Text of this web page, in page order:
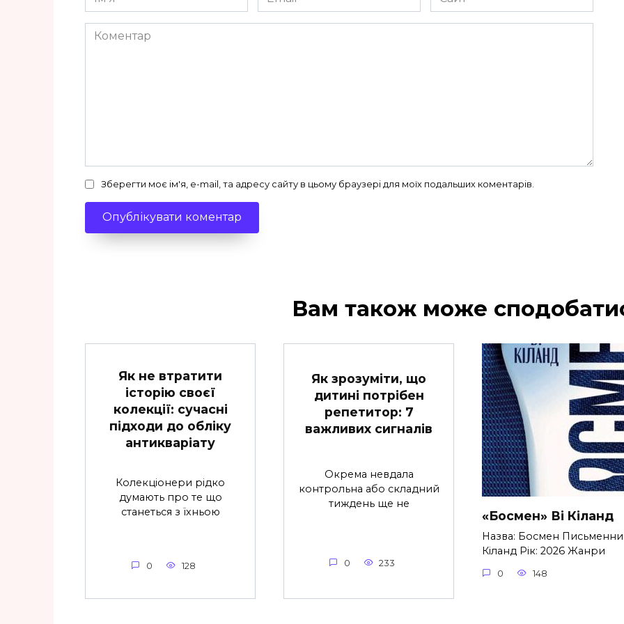
*
*
Коментар
Зберегти моє ім'я, e-mail, та адресу сайту в цьому браузері для моїх подальших коментарів.
Вам також може
Як не втратити
історію своєї
колекції: сучасні
підходи до обліку
антикваріату
Колекціонери рідко
думають про те що
станеться з їхньою
0 128
Як зрозуміти, що
дитині потрібен
репетитор: 7
важливих сигналів
Окрема невдала
контрольна або складний
тиждень ще не
0 233
«Босмен» Ві Кіланд
Назва: Босмен
Кіланд Рік: 2026 Жанри
0 148